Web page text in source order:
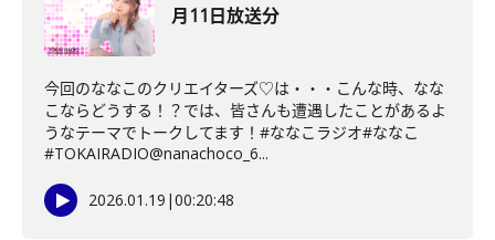
月11日放送分
今回のななこのクリエイターズ♡は・・・こんな時、なな
こならどうする！？では、皆さんも遭遇したことがあるよ
うなテーマでトークしてます！#ななこラジオ#ななこ
#TOKAIRADIO@nanachoco_6...
2026.01.19 |00:20:48